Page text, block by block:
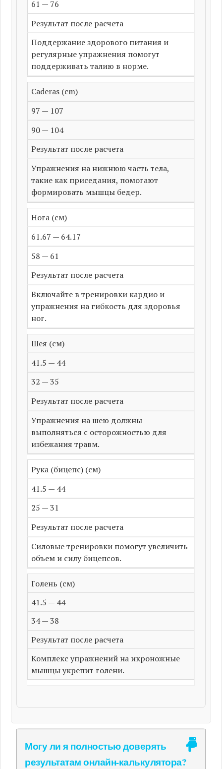
61 — 76
Результат после расчета
Поддержание здорового питания и
регулярные упражнения помогут
поддерживать талию в норме.
Caderas (cm)
97 — 107
90 — 104
Результат после расчета
Упражнения на нижнюю часть тела,
такие как приседания, помогают
формировать мышцы бедер.
Нога (см)
61.67 — 64.17
58 — 61
Результат после расчета
Включайте в тренировки кардио и
упражнения на гибкость для здоровья
ног.
Шея (см)
41.5 — 44
32 — 35
Результат после расчета
Упражнения на шею должны
выполняться с осторожностью для
избежания травм.
Рука (бицепс) (см)
41.5 — 44
25 — 31
Результат после расчета
Силовые тренировки помогут увеличить
объем и силу бицепсов.
Голень (см)
41.5 — 44
34 — 38
Результат после расчета
Комплекс упражнений на икроножные
мышцы укрепит голени.
Могу ли я полностью доверять
результатам онлайн-калькулятора?